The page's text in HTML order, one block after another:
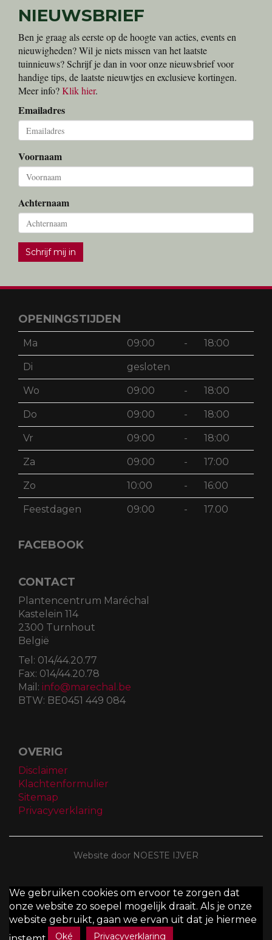
NIEUWSBRIEF
Ben je graag als eerste op de hoogte van acties, events en
nieuwigheden? Wil je niets missen van het laatste
tuinnieuws? Schrijf je dan in voor onze nieuwsbrief voor
handige tips, de laatste nieuwtjes en exclusieve kortingen.
Meer info?Klik hier.
Emailadres
Voornaam
Achternaam
Schrijf mij in
OPENINGSTIJDEN
Ma 09:00 - 18:00
Di gesloten
Wo 09:00 - 18:00
Do 09:00 - 18:00
Vr 09:00 - 18:00
Za 09:00 - 17:00
Zo 10:00 - 16:00
Feestdagen 09:00 - 17.00
FACEBOOK
CONTACT
Plantencentrum Maréchal
Kastelein 114
2300 Turnhout
België
Tel: 014/44.20.77
Fax: 014/44.20.78
Mail: info@marechal.be
BTW: BE0451 449 084
OVERIG
Disclaimer
Klachtenformulier
Sitemap
Privacyverklaring
Website door NOESTE IJVER
We gebruiken cookies om ervoor te zorgen dat
onze website zo soepel mogelijk draait. Als je onze
website gebruikt, gaan we ervan uit dat je hiermee
Oké Privacyverklaring